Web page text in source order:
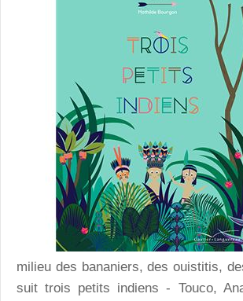
milieu des bananiers, des ouistitis,
suit trois petits indiens - Touco,